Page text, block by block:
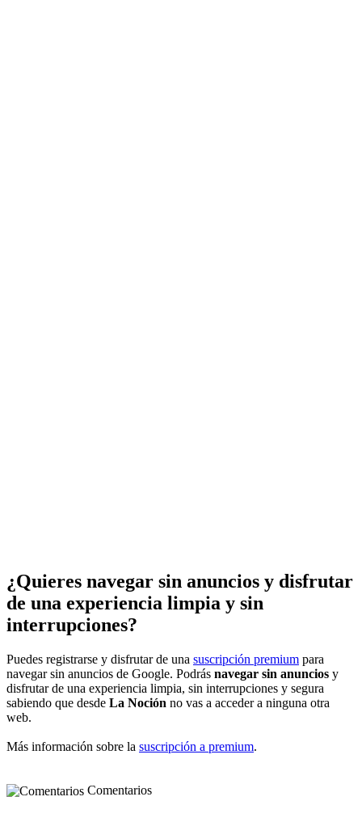
¿Quieres navegar sin anuncios y disfrutar
de una experiencia limpia y sin
interrupciones?
Puedes registrarse y disfrutar de una suscripción premium para
navegar sin anuncios de Google. Podrás navegar sin anuncios y
disfrutar de una experiencia limpia, sin interrupciones y segura
sabiendo que desde La Noción no vas a acceder a ninguna otra
web.
Más información sobre la suscripción a premium.
Comentarios